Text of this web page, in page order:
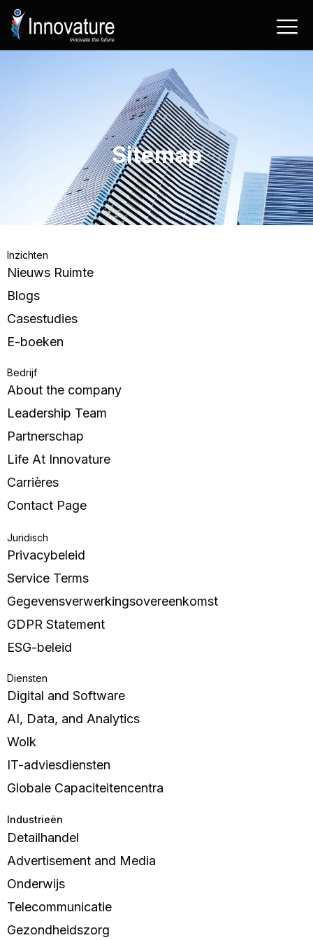
Ga
naar
de
Sitemap
Inzichten
Nieuws Ruimte
Blogs
Casestudies
E-boeken
Bedrijf
About the company
Leadership Team
Partnerschap
Life At Innovature
Carrières
Contact Page
Juridisch
Privacybeleid
Service Terms
Gegevensverwerkingsovereenkomst
GDPR Statement
ESG-beleid
Diensten
Digital and Software
AI, Data, and Analytics
Wolk
IT-adviesdiensten
Globale Capaciteitencentra
Industrieën
Detailhandel
Advertisement and Media
Onderwijs
Telecommunicatie
Gezondheidszorg